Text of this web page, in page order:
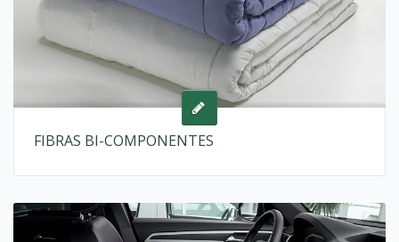
FIBRAS BI-COMPONENTES